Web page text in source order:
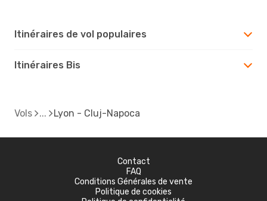
Itinéraires de vol populaires
Itinéraires Bis
Vols Lyon - Cluj-Napoca
Contact
FAQ
Conditions Générales de vente
Politique de cookies